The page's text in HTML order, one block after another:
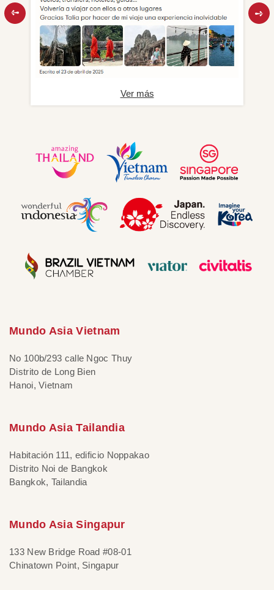
Ver más
Mundo Asia Vietnam
No 100b/293 calle Ngoc Thuy
Distrito de Long Bien
Hanoi, Vietnam
Mundo Asia Tailandia
Habitación 111, edificio Noppakao
Distrito Noi de Bangkok
Bangkok, Tailandia
Mundo Asia Singapur
133 New Bridge Road #08-01
Chinatown Point, Singapur